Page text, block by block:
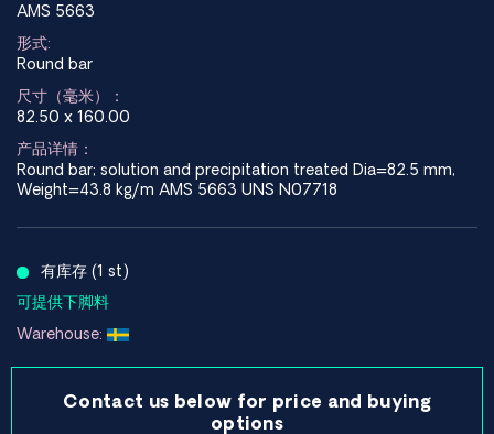
AMS 5663
形式:
Round bar
尺寸（毫米）：
82.50 x 160.00
产品详情：
Round bar; solution and precipitation treated Dia=82.5 mm,
Weight=43.8 kg/m AMS 5663 UNS N07718
有库存 (1 st)
可提供下脚料
Warehouse:
Contact us below for price and buying
options